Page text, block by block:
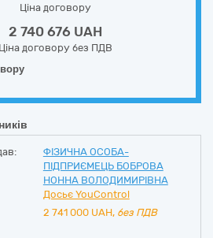
Ціна договору
2 740 676 UAH
Ціна договору без ПДВ
ФІЗИЧНА ОСОБА-
ПІДПРИЄМЕЦЬ БОБРОВА
НОННА ВОЛОДИМИРІВНА
Досьє YouControl
2 741 000 UAH, без ПДВ